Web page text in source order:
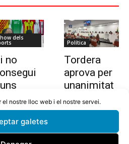
nostre lloc web i el nostre servei.
galetes
dels
no
en
Política
Tordera
aprova per
unanimitat
la nova
ordenança i
nt del